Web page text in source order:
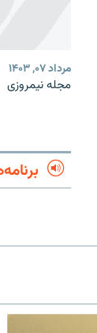
مرداد ۰۷, ۱۴۰۳
مجله نیمروزی